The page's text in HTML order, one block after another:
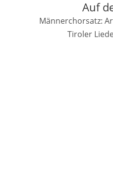
Auf
Männerchorsatz:
Tiroler